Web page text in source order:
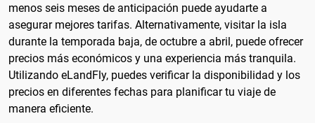
menos seis meses de anticipación puede ayudarte a
asegurar mejores tarifas. Alternativamente, visitar la isla
durante la temporada baja, de octubre a abril, puede ofrecer
precios más económicos y una experiencia más tranquila.
Utilizando eLandFly, puedes verificar la disponibilidad y los
precios en diferentes fechas para planificar tu viaje de
manera eficiente.